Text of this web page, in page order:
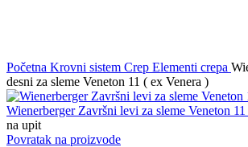
Početna Krovni sistem Crep Elementi crepa
desni za sleme Veneton 11 ( ex Venera )
Wienerberger Završni levi za sleme Veneton
na upit
Povratak na proizvode